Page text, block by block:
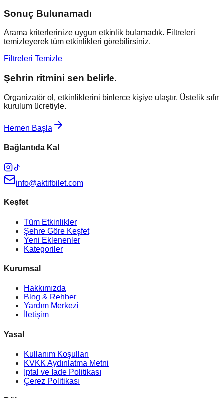
Sonuç Bulunamadı
Arama kriterlerinize uygun etkinlik bulamadık. Filtreleri
temizleyerek tüm etkinlikleri görebilirsiniz.
Filtreleri Temizle
Şehrin ritmini sen belirle.
Organizatör ol, etkinliklerini binlerce kişiye ulaştır. Üstelik sıfır
kurulum ücretiyle.
Hemen Başla
Bağlantıda Kal
info@aktifbilet.com
Keşfet
Tüm Etkinlikler
Şehre Göre Keşfet
Yeni Eklenenler
Kategoriler
Kurumsal
Hakkımızda
Blog & Rehber
Yardım Merkezi
İletişim
Yasal
Kullanım Koşulları
KVKK Aydınlatma Metni
İptal ve İade Politikası
Çerez Politikası